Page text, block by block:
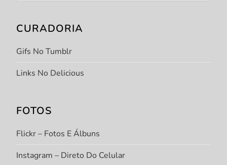
CURADORIA
Gifs No Tumblr
Links No Delicious
FOTOS
Flickr – Fotos E Álbuns
Instagram – Direto Do Celular